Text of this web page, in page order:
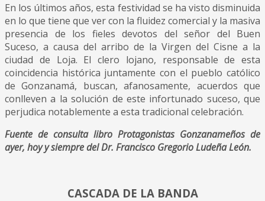
En los últimos años, esta festividad se ha visto disminuida
en lo que tiene que ver con la fluidez comercial y la masiva
presencia de los fieles devotos del señor del Buen
Suceso, a causa del arribo de la Virgen del Cisne a la
ciudad de Loja. El clero lojano, responsable de esta
coincidencia histórica juntamente con el pueblo católico
de Gonzanamá, buscan, afanosamente, acuerdos que
conlleven a la solución de este infortunado suceso, que
perjudica notablemente a esta tradicional celebración.
Fuente de consulta libro Protagonistas Gonzanameños de
ayer, hoy y siempredel Dr. Francisco Gregorio Ludeña León.
CASCADA DE LA BANDA